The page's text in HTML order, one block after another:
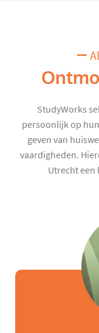
StudyWorks
persoonlijk op
geven van
vaardigheden.
Utrecht een